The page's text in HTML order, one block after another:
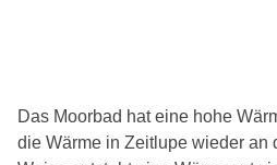
Das Moorbad hat eine hohe
die Wärme in Zeitlupe wieder an